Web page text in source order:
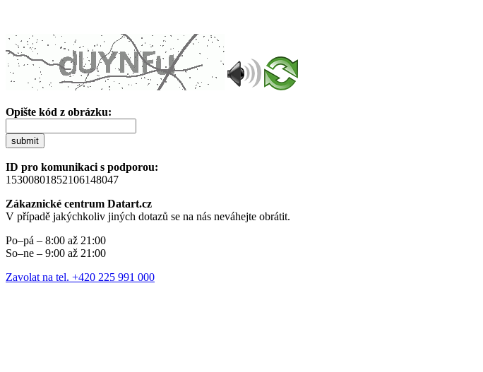
Opište kód z obrázku:
submit
ID pro komunikaci s podporou:
15300801852106148047
Zákaznické centrum Datart.cz
V případě jakýchkoliv jiných dotazů se na nás neváhejte obrátit.
Po–pá – 8:00 až 21:00
So–ne – 9:00 až 21:00
Zavolat na tel. +420 225 991 000